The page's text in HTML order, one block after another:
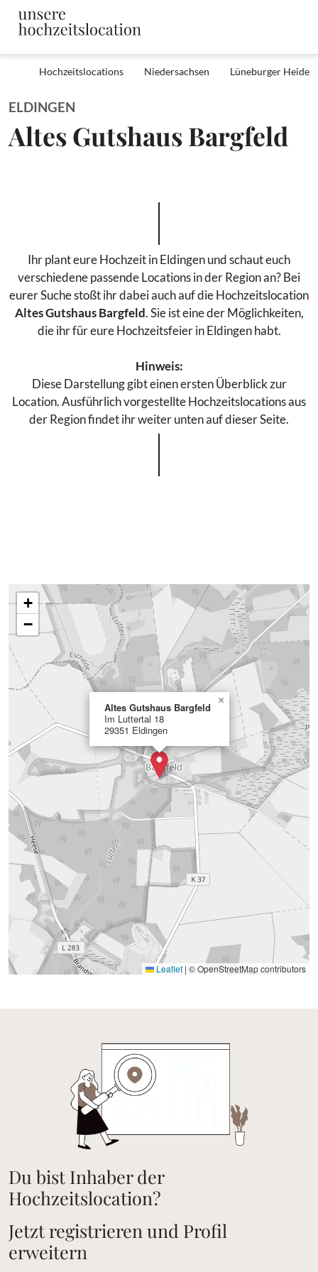
Hochzeitslocations Niedersachsen Lüneburger Heide
ELDINGEN
Altes Gutshaus Bargfeld
Ihr plant eure Hochzeit in Eldingen und schaut euch
verschiedene passende Locations in der Region an? Bei
eurer Suche stoßt ihr dabei auch auf die Hochzeitslocation
Altes Gutshaus Bargfeld. Sie ist eine der Möglichkeiten,
die ihr für eure Hochzeitsfeier in Eldingen habt.
Hinweis:
Diese Darstellung gibt einen ersten Überblick zur
Location. Ausführlich vorgestellte Hochzeitslocations aus
der Region findet ihr weiter unten auf dieser Seite.
Altes Gutshaus Bargfeld
Im Luttertal 18
29351 Eldingen
×
+
−
Leaflet | © OpenStreetMap contributors
Du bist Inhaber der
Hochzeitslocation?
Jetzt registrieren und Profil
erweitern